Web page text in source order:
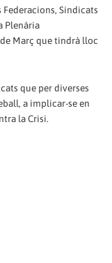
Federacions, Sindicats
Plenària
Març que tindrà lloc
que per diverses
a implicar-se en
la Crisi.